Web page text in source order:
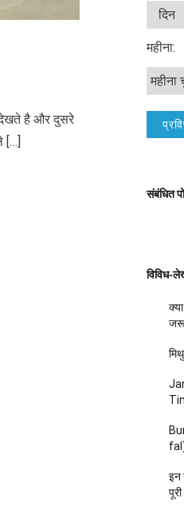
देखते है और दुसरे
[…]
महीना:
संबंधित
विविध-
इन
पूरी